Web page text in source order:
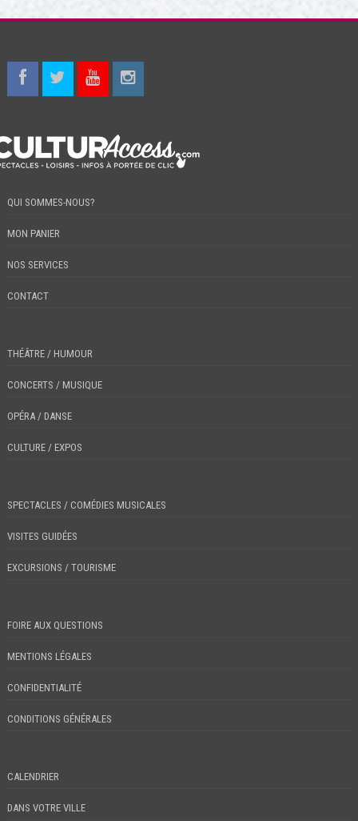
QUI SOMMES-NOUS?
MON PANIER
NOS SERVICES
CONTACT
THÉÂTRE / HUMOUR
CONCERTS / MUSIQUE
OPÉRA / DANSE
CULTURE / EXPOS
SPECTACLES / COMÉDIES MUSICALES
VISITES GUIDÉES
EXCURSIONS / TOURISME
FOIRE AUX QUESTIONS
MENTIONS LÉGALES
CONFIDENTIALITÉ
CONDITIONS GÉNÉRALES
CALENDRIER
DANS VOTRE VILLE